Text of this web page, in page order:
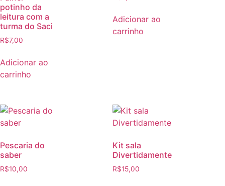
potinho da
leitura com a
turma do Saci
R$7,00
Adicionar ao
carrinho
Adicionar ao
carrinho
Pescaria do
saber
R$10,00
Kit sala
Divertidamente
R$15,00